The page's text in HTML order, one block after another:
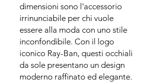
dimensioni sono l'accessorio
irrinunciabile per chi vuole
essere alla moda con uno stile
inconfondibile. Con il logo
iconico Ray-Ban, questi occhiali
da sole presentano un design
moderno raffinato ed elegante.